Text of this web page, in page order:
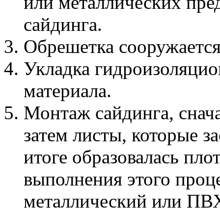
сайдинга.
Обрешетка
Укладка
материала.
Монтаж сайдинга,
затем листы, которые
итоге образовалась
выполнения этого
металлический или